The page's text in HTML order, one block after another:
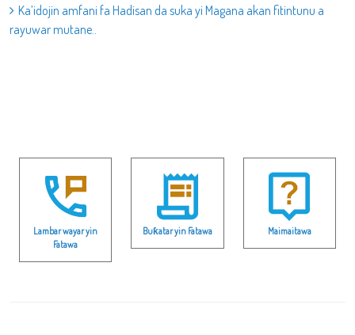
Ka’idojin amfani fa Hadisan da suka yi Magana akan fitintunu a
rayuwar mutane..
Lambar wayar yin
Fatawa
Buƙatar yin Fatawa Maimaitawa